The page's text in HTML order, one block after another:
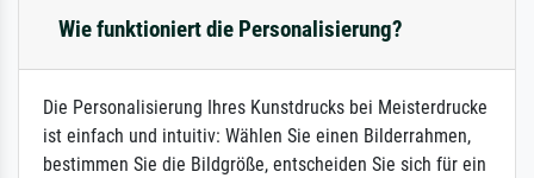
Wie funktioniert die Personalisierung?
Die Personalisierung Ihres Kunstdrucks bei Meisterdrucke
ist einfach und intuitiv: Wählen Sie einen Bilderrahmen,
bestimmen Sie die Bildgröße, entscheiden Sie sich für ein